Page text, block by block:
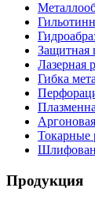
Защитная
Лазерная
Гибка
Токарные
Продукция